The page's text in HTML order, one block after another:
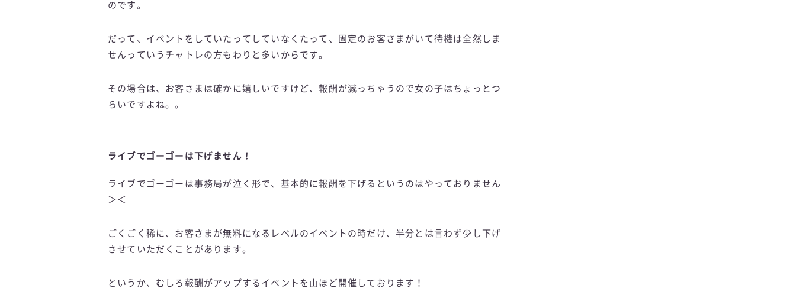
のです。
だって、イベントをしていたってしていなくたって、固定のお客さまがいて待機は全然しま
せんっていうチャトレの方もわりと多いからです。
その場合は、お客さまは確かに嬉しいですけど、報酬が減っちゃうので女の子はちょっとつ
らいですよね。。
ライブでゴーゴーは下げません！
ライブでゴーゴーは事務局が泣く形で、基本的に報酬を下げるというのはやっておりません
＞＜
ごくごく稀に、お客さまが無料になるレベルのイベントの時だけ、半分とは言わず少し下げ
させていただくことがあります。
というか、むしろ報酬がアップするイベントを山ほど開催しております！